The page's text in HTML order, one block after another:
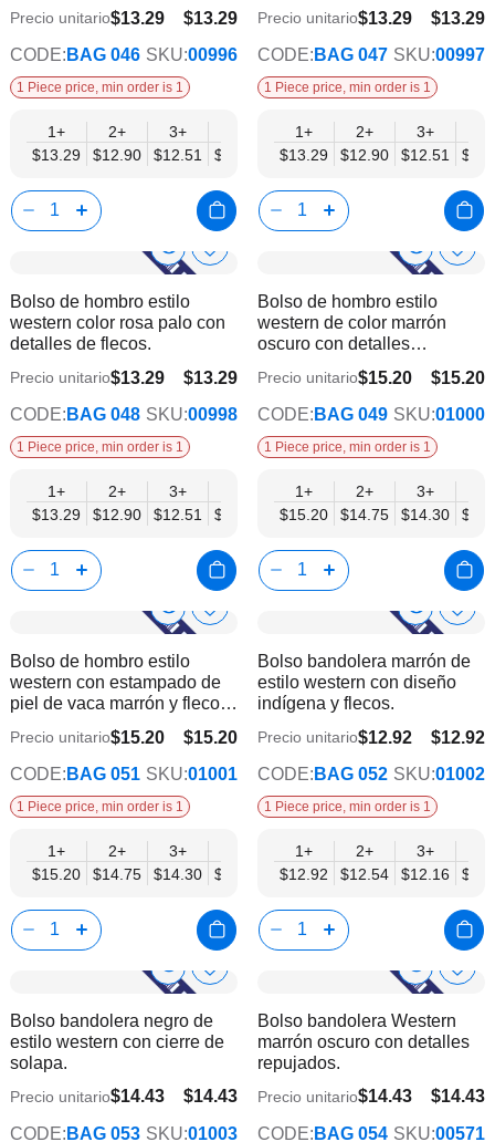
deseos
$13.29
$10.95
Precio unitario$13.29
CODE: BAG 046 SKU:00996
1 Piece price, min order is 1
1+
$13.29
2+
$12.90
3+
$12.51
$12.12
6+
$11.73
9+
$11.34
12+
$10.95
$13.29
$10.95
Precio unitario$13.29
CODE: BAG 047 SKU:00997
1 Piece price, min order is 1
1+
$13.29
2+
$12.90
3+
$12.51
Show
Info
Añadir
lista
deseos
Bolso de hombro estilo
western color rosa palo con
detalles de flecos.
$13.29
$10.95
Precio unitario$13.29
CODE: BAG 048 SKU:00998
1 Piece price, min order is 1
1+
$13.29
2+
$12.90
3+
$12.51
$12.12
6+
$11.73
9+
$11.34
12+
$10.95
Show
Info
Bolso de hombro estilo
western de color marrón
oscuro con detalles
geométricos indígenas.
$15.20
$12.52
Precio unitario$15.20
CODE: BAG 049 SKU:01000
1 Piece price, min order is 1
1+
$15.20
2+
$14.75
3+
$14.30
Show
Info
Añadir
lista
de
deseos
Bolso de hombro estilo
western con estampado de
piel de vaca marrón y flecos
$15.20
$12.52
Precio unitario$15.20
CODE: BAG 051 SKU:01001
1 Piece price, min order is 1
1+
$15.20
2+
$14.75
3+
$14.30
$13.86
6+
$13.41
9+
$12.96
12+
$12.52
Show
Info la
lista
Bolso bandolera marrón de
estilo western con diseño
indígena y flecos.
$12.92
$10.64
Precio unitario$12.92
CODE: BAG 052 SKU:01002
1 Piece price, min order is 1
1+
$12.92
2+
$12.54
3+
$12.16
Show
Info
Añadir
la
lista
deseos
Bolso bandolera negro de
estilo western con cierre de
solapa.
$14.43
$11.89
Precio unitario$14.43
CODE: BAG 053 SKU:01003
Show
Info
lista
Bolso bandolera Western
marrón oscuro con detalles
repujados.
$14.43
$11.89
Precio unitario$14.43
CODE: BAG 054 SKU:00571